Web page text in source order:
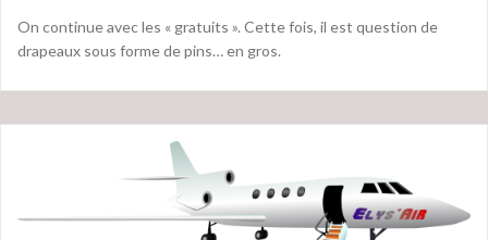
On continue avec les « gratuits ». Cette fois, il est question de
drapeaux sous forme de pins… en gros.